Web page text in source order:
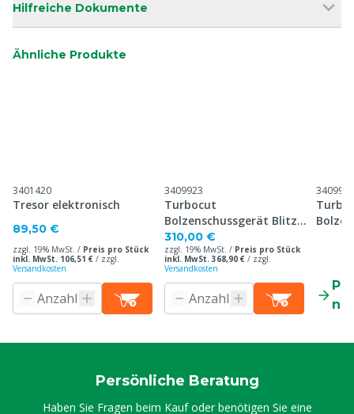
Hilfreiche Dokumente
Ähnliche Produkte
3401420
Tresor elektronisch
89,50 €
zzgl. 19% MwSt. / Preis pro Stück
inkl. MwSt. 106,51 € / zzgl.
Versandkosten
3409923
Turbocut
Bolzenschussgerät Blitz
Schlag (Geflügel)
310,00 €
zzgl. 19% MwSt. / Preis pro Stück
inkl. MwSt. 368,90 € / zzgl.
Versandkosten
3409929
Persönliche Beratung
Haben Sie Fragen beim Kauf oder benötigen Sie eine